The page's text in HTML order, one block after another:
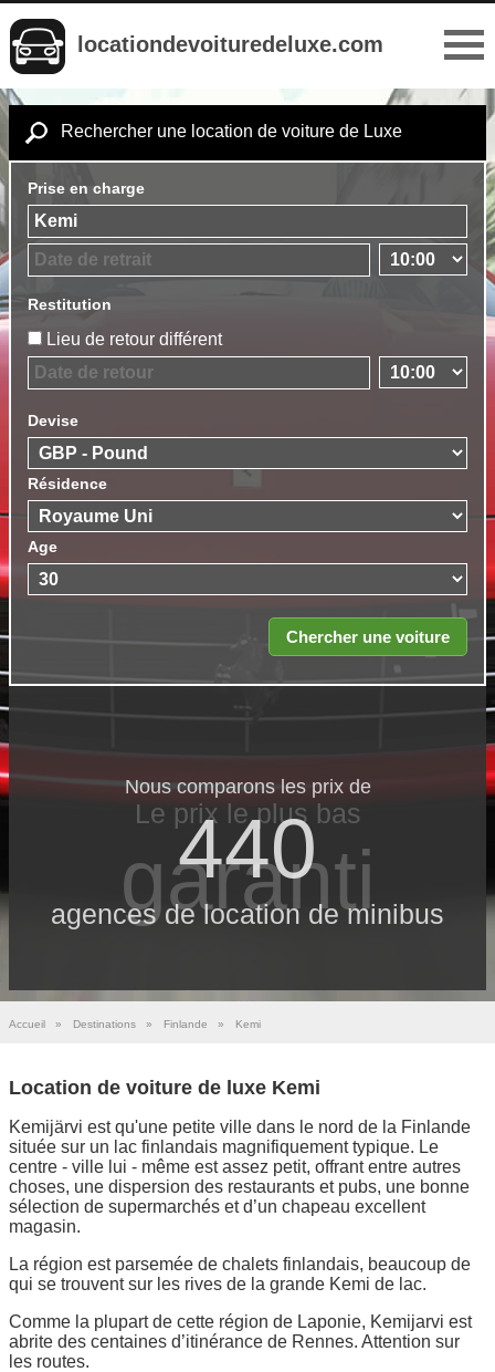
locationdevoituredeluxe.com
Rechercher une location de voiture de Luxe
Prise en charge
Restitution
Lieu de retour différent
Devise
Résidence
Age
Nous comparons les prix de
440
agences de location de minibus
Le prix le​ plus bas
garanti
Accueil » Destinations » Finlande » Kemi
Location de voiture de luxe Kemi
Kemijärvi est qu'une petite ville dans le nord de la Finlande
située sur un lac finlandais magnifiquement typique. Le
centre - ville lui - même est assez petit, offrant entre autres
choses, une dispersion des restaurants et pubs, une bonne
sélection de supermarchés et d’un chapeau excellent
magasin.
La région est parsemée de chalets finlandais, beaucoup de
qui se trouvent sur les rives de la grande Kemi de lac.
Comme la plupart de cette région de Laponie, Kemijarvi est
abrite des centaines d’itinérance de Rennes. Attention sur
les routes.